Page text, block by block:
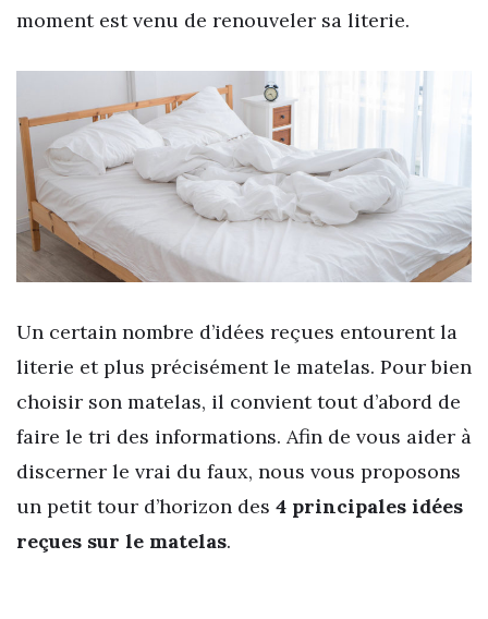
moment est venu de renouveler sa literie.
Un certain nombre d’idées reçues entourent la
literie et plus précisément le matelas. Pour bien
choisir son matelas, il convient tout d’abord de
faire le tri des informations. Afin de vous aider à
discerner le vrai du faux, nous vous proposons
un petit tour d’horizon des 4 principales idées
reçues sur le matelas.